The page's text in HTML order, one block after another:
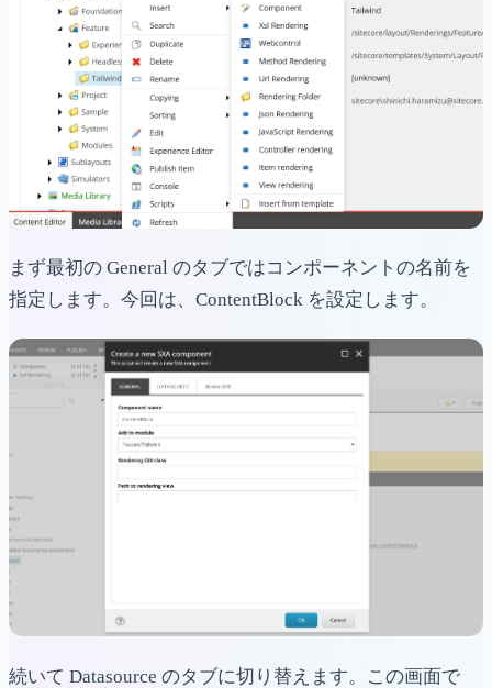
まず最初の General のタブではコンポーネントの名前を
指定します。今回は、ContentBlock を設定します。
続いて Datasource のタブに切り替えます。この画面で